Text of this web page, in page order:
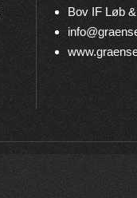
Bov IF Løb